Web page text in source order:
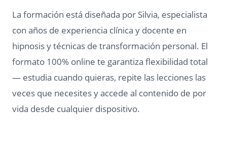
La formación está diseñada por Silvia, especialista
con años de experiencia clínica y docente en
hipnosis y técnicas de transformación personal. El
formato 100% online te garantiza flexibilidad total
— estudia cuando quieras, repite las lecciones las
veces que necesites y accede al contenido de por
vida desde cualquier dispositivo.